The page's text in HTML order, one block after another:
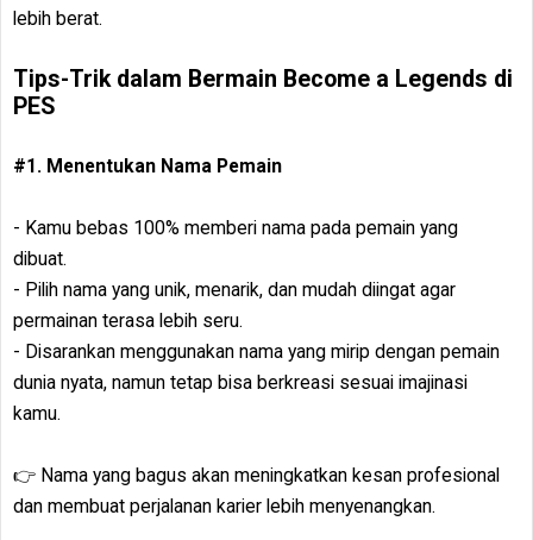
lebih berat.
Tips-Trik dalam Bermain Become a Legends di
PES
#1. Menentukan Nama Pemain
- Kamu bebas 100% memberi nama pada pemain yang
dibuat.
- Pilih nama yang unik, menarik, dan mudah diingat agar
permainan terasa lebih seru.
- Disarankan menggunakan nama yang mirip dengan pemain
dunia nyata, namun tetap bisa berkreasi sesuai imajinasi
kamu.
👉 Nama yang bagus akan meningkatkan kesan profesional
dan membuat perjalanan karier lebih menyenangkan.